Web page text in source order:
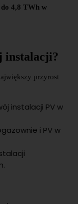
4,8 TWh w
instalacji?
przyrost
instalacji PV w
i PV w